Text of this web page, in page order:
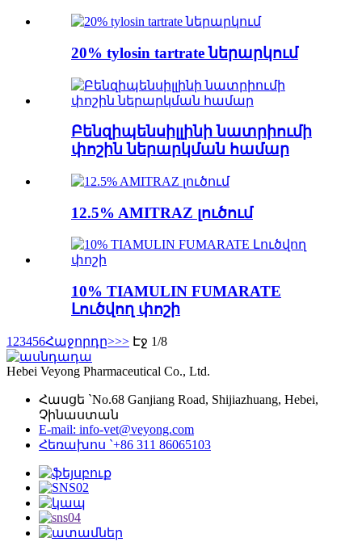
20% tylosin tartrate ներարկում
Բենզիպենսիլլինի նատրիումի
փոշին ներարկման համար
12.5% ​​AMITRAZ լուծում
10% TIAMULIN FUMARATE
Լուծվող փոշի
1 23456Հաջորդը>>> Էջ 1/8
Hebei Veyong Pharmaceutical Co., Ltd.
Հասցե `No.68 Ganjiang Road, Shijiazhuang, Hebei,
Չինաստան
E-mail: info-vet@veyong.com
Հեռախոս `+86 311 86065103